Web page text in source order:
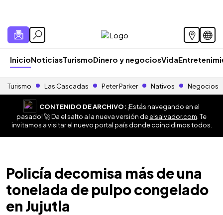
InicioNoticiasTurismoDinero y negociosVida
Turismo Las Cascadas Peter Parker Nativos Negocios
CONTENIDO DE ARCHIVO:¡Estás navegando en el
pasado! 🚀 Da el salto a la nueva versión deelsalvador.com . Te
invitamos a visitar el nuevo portal país donde coincidimos todos.
Policía decomisa más de una
tonelada de pulpo congelado
en Jujutla